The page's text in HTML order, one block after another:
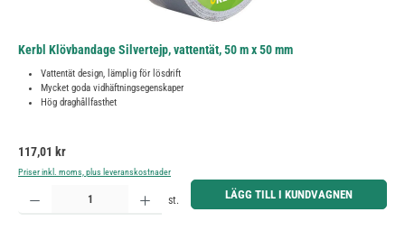
Kerbl Klövbandage Silvertejp, vattentät, 50 m x 50 mm
Vattentät design, lämplig för lösdrift
Mycket goda vidhäftningsegenskaper
Hög draghållfasthet
Ordinarie pris:
117,01 kr
Priser inkl. moms, plus leveranskostnader
Produktkvantitet: Ange önskat belopp eller använd knapparna för att öka eller minska kvantiteten.
st. LÄGG TILL I KUNDVAGNEN